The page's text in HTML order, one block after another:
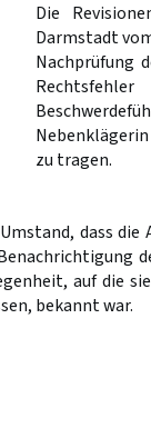
Die
Darmstadt
Nachprüfung
zu tragen.
dass
auf die
bekannt war.